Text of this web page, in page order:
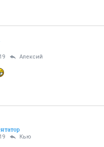
Алексий
Кью